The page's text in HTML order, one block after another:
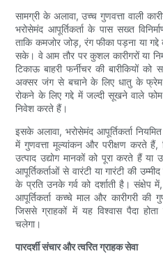
सामग्री के अलावा, उच्च गुणवत्ता वाली
भरोसेमंद आपूर्तिकर्ता के पास सख्त
ताकि कमजोर जोड़, रंग फीका पड़ना या
सके। वे आम तौर पर कुशल कारीगरों या
टिकाऊ बाहरी फर्नीचर की बारीकियों
अक्सर जंग से बचाने के लिए धातु के फ्रेम
रोकने के लिए गद्दे में जल्दी सूखने वाले
निवेश करते हैं।
इसके अलावा, भरोसेमंद आपूर्तिकर्ता
में गुणवत्ता मूल्यांकन और परीक्षण करते
उत्पाद उद्योग मानकों को पूरा करते हैं
आपूर्तिकर्ताओं से वारंटी या गारंटी की
के प्रति उनके गर्व को दर्शाती है।
आपूर्तिकर्ता कच्चे माल और कारीगरी की
जिससे ग्राहकों में यह विश्वास पैदा
चलेगा।
पारदर्शी संचार और त्वरित ग्राहक सेवा